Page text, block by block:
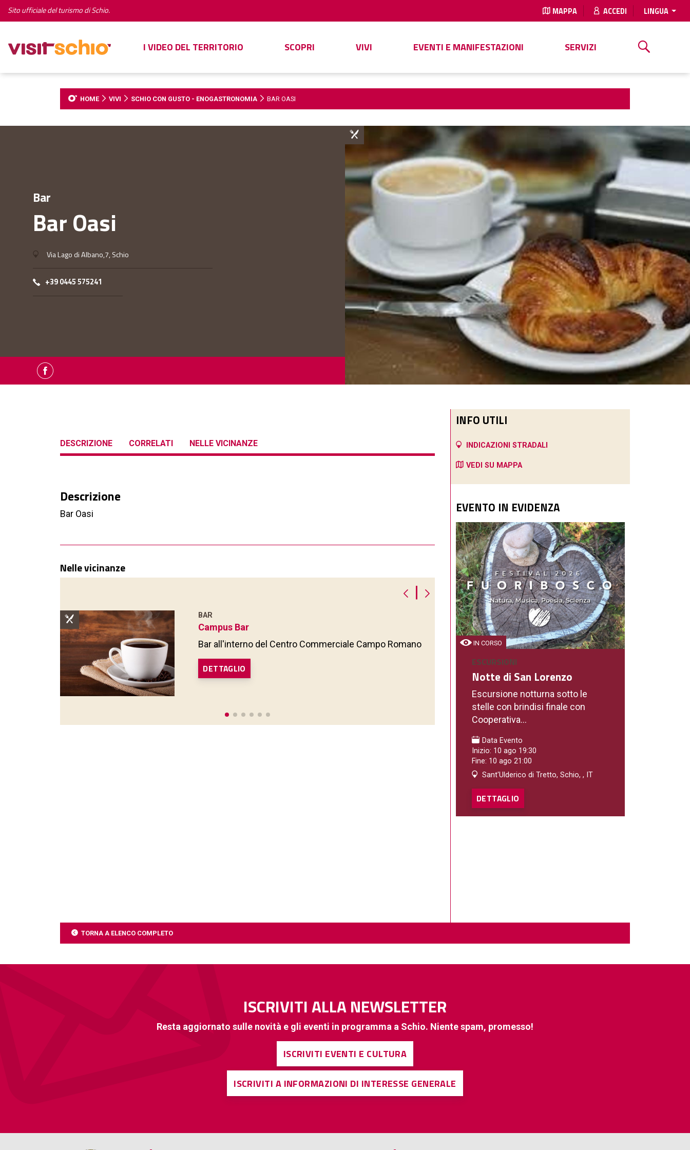
Sito ufficiale del turismo di Schio. MAPPA ACCEDI LINGUA
I VIDEO DEL TERRITORIO SCOPRI VIVI EVENTI E MANIFESTAZIONI SERVIZI
HOME VIVI SCHIO CON GUSTO - ENOGASTRONOMIA BAR OASI
Bar
Bar Oasi
Via Lago di Albano,7, Schio
+39 0445 575241
DESCRIZIONE CORRELATI NELLE VICINANZE
Descrizione
Bar Oasi
Nelle vicinanze
BAR
Campus Bar
Bar all'interno del Centro Commerciale Campo Romano
DETTAGLIO
BAR
Cafè Bistrot
Bar
|
INFO UTILI
INDICAZIONI STRADALI
VEDI SU MAPPA
EVENTO IN EVIDENZA
IN CORSO
ESCURSIONI
Notte di San Lorenzo
Escursione notturna sotto le
stelle con brindisi finale con
Cooperativa...
Data Evento
Inizio: 10 ago 19:30
Fine: 10 ago 21:00
Sant'Ulderico di Tretto, Schio, , IT
DETTAGLIO
TORNA A ELENCO COMPLETO
ISCRIVITI ALLA NEWSLETTER
Resta aggiornato sulle novità e gli eventi in programma a Schio. Niente spam, promesso!
ISCRIVITI EVENTI E CULTURA
ISCRIVITI A INFORMAZIONI DI INTERESSE GENERALE